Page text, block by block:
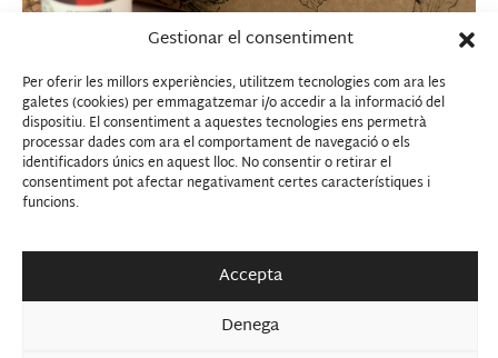
Gestionar el consentiment
Per oferir les millors experiències, utilitzem tecnologies com ara les
galetes (cookies) per emmagatzemar i/o accedir a la informació del
dispositiu. El consentiment a aquestes tecnologies ens permetrà
processar dades com ara el comportament de navegació o els
identificadors únics en aquest lloc. No consentir o retirar el
consentiment pot afectar negativament certes característiques i
funcions.
Accepta
Denega
Avís legal|Política de privacitat|Política de cookies
Condicions generals de compra
d’estratègies de desenvolupament local.
REGISTRA’T PER OBTENIR UN 10% DE DESCOMPTE EN LA TEVA PRIMERA
COMPRA
Registra’t per rebre la nostra Newsletter i aconsegueix un codi
Accepto rebre comunicació comercial per part de La